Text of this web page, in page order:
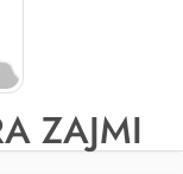
ZAJMI